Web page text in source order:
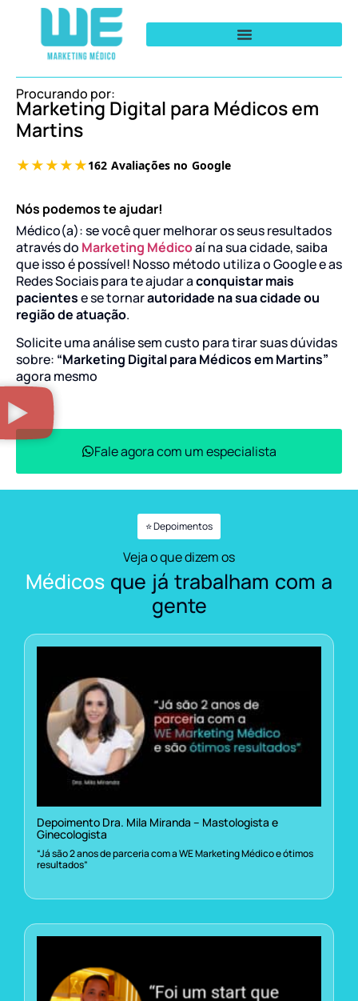
Procurando por:
Marketing Digital para Médicos em
Martins
Nós podemos te ajudar!
Médico(a): se você quer melhorar os seus resultados
através do Marketing Médicoaí na sua cidade, saiba
que isso é possível! Nosso método utiliza o Google e as
Redes Sociais para te ajudar aconquistar mais
pacientese se tornarautoridade na sua cidade ou
região de atuação.
Solicite uma análise sem custo para tirar suas dúvidas
sobre: “Marketing Digital para Médicos em Martins”
agora mesmo
Fale agora com um especialista
⭐ Depoimentos
Veja o que dizem os
Médicos que já trabalham com a
gente
Depoimento Dra. Mila Miranda – Mastologista e
Ginecologista
“Já são 2 anos de parceria com a WE Marketing Médico e ótimos
resultados”